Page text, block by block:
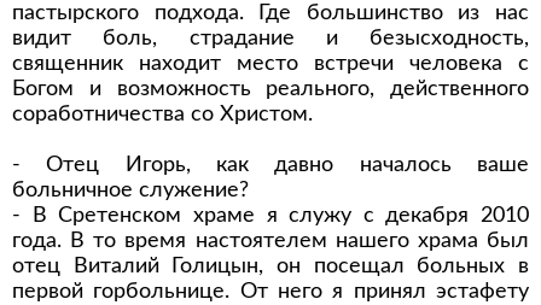
пастырского подхода. Где большинство из нас
видит боль, страдание и безысходность,
священник находит место встречи человека с
Богом и возможность реального, действенного
соработничества со Христом.
- Отец Игорь, как давно началось ваше
больничное служение?
- В Сретенском храме я служу с декабря 2010
года. В то время настоятелем нашего храма был
отец Виталий Голицын, он посещал больных в
первой горбольнице. От него я принял эстафету